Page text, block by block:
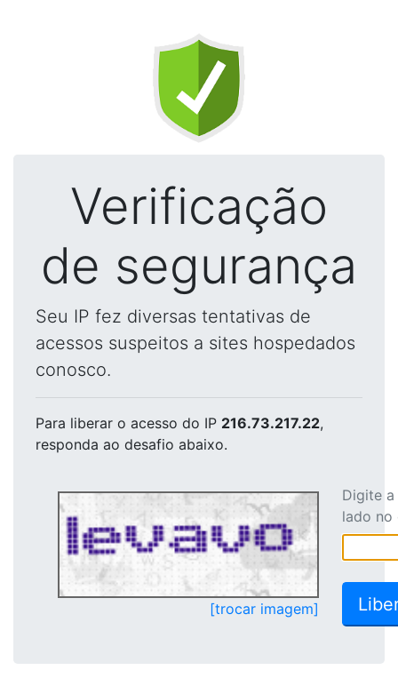
Verificação
de segurança
Seu IP fez diversas tentativas de
acessos suspeitos a sites hospedados
conosco.
Para liberar o acesso do IP 216.73.217.22,
responda ao desafio abaixo.
[trocar imagem]
Digite
lado no